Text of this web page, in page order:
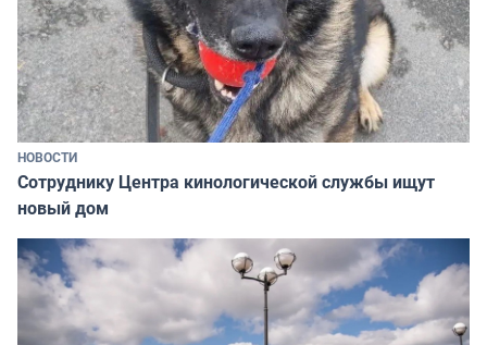
НОВОСТИ
Сотруднику Центра кинологической службы ищут
новый дом